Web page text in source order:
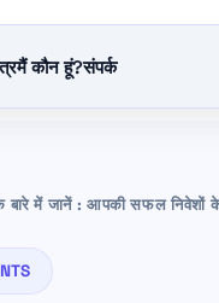
मैं कौन हूं?संपर्क
बारे में जानें : आपकी सफल निवेशों